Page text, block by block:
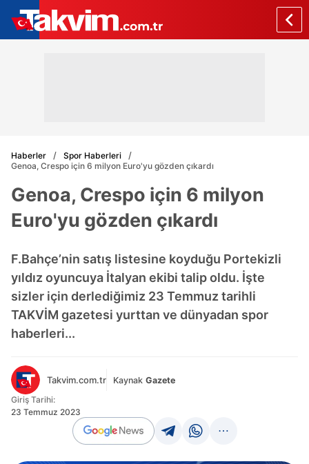
Haberler
Spor Haberleri
Genoa, Crespo için 6 milyon Euro'yu gözden çıkardı
Genoa, Crespo için 6 milyon
Euro'yu gözden çıkardı
F.Bahçe’nin satış listesine koyduğu Portekizli
yıldız oyuncuya İtalyan ekibi talip oldu. İşte
sizler için derlediğimiz 23 Temmuz tarihli
TAKVİM gazetesi yurttan ve dünyadan spor
haberleri...
Takvim.com.tr Kaynak Gazete
Giriş Tarihi:
23 Temmuz 2023